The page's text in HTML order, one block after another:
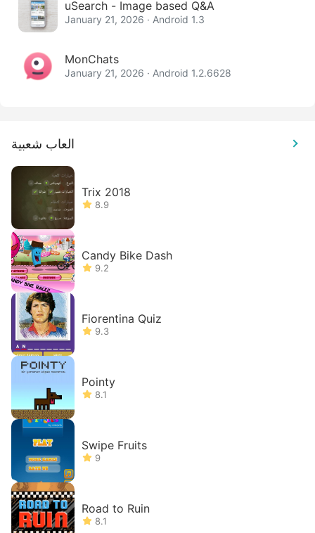
uSearch - Image based Q&A
January 21, 2026 · Android 1.3
MonChats
January 21, 2026 · Android 1.2.6628
العاب شعبية
Trix 2018
8.9
Candy Bike Dash
9.2
Fiorentina Quiz
9.3
Pointy
8.1
Swipe Fruits
9
Road to Ruin
8.1